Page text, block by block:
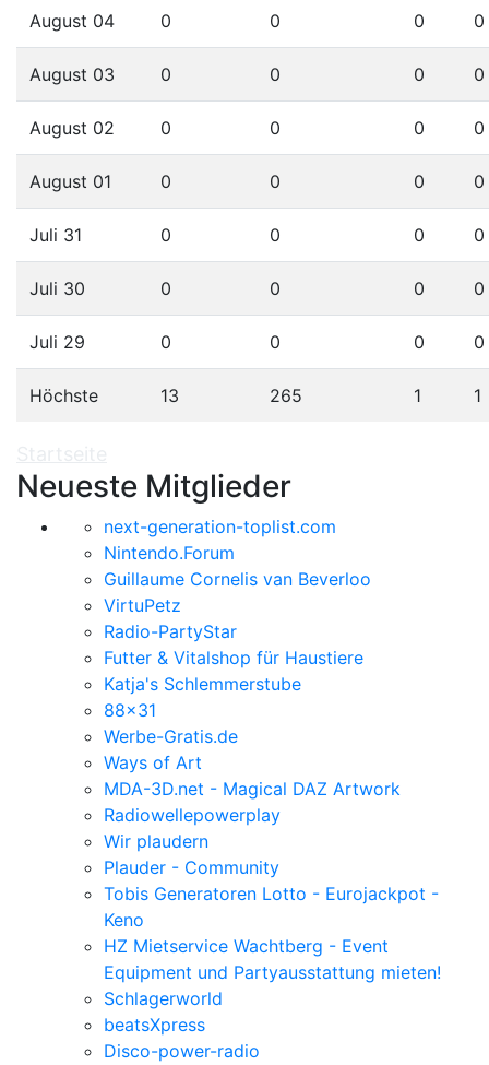
August 04 0 0 0 0
August 03 0 0 0 0
August 02 0 0 0 0
August 01 0 0 0 0
Juli 31 0 0 0 0
Juli 30 0 0 0 0
Juli 29 0 0 0 0
Höchste 13 265 1 1
Neueste Mitglieder
next-generation-toplist.com
Nintendo.Forum
Guillaume Cornelis van Beverloo
VirtuPetz
Radio-PartyStar
Futter & Vitalshop für Haustiere
Katja's Schlemmerstube
88x31
Werbe-Gratis.de
Ways of Art
MDA-3D.net - Magical DAZ Artwork
Radiowellepowerplay
Wir plaudern
Plauder - Community
Tobis Generatoren Lotto - Eurojackpot -
Keno
HZ Mietservice Wachtberg - Event
Equipment und Partyausstattung mieten!
Schlagerworld
beatsXpress
Disco-power-radio